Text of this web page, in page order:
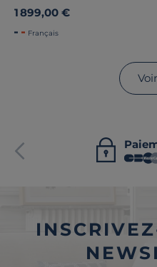
1 899,00 €
Français